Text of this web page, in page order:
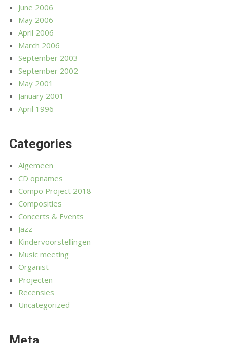
June 2006
May 2006
April 2006
March 2006
September 2003
September 2002
May 2001
January 2001
April 1996
Categories
Algemeen
CD opnames
Compo Project 2018
Composities
Concerts & Events
Jazz
Kindervoorstellingen
Music meeting
Organist
Projecten
Recensies
Uncategorized